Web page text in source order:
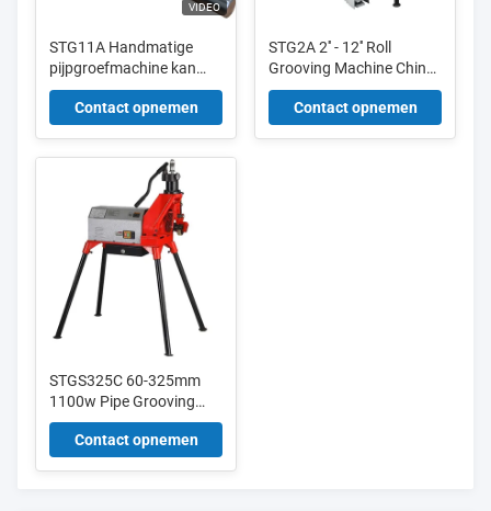
VIDEO
STG11A Handmatige
pijpgroefmachine kan
worden gemonteerd op
de RIDGID300-
aandrijving
Contact opnemen
STG2A 2'' - 12'' Roll
Grooving Machine China
met bijgewerkte
hydraulische pomp
Contact opnemen
STGS325C 60-325mm
1100w Pipe Grooving
Machine For Egypt
Market met bijgewerkte
hydraulische pomp
Contact opnemen